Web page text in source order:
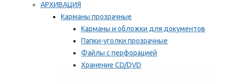
АРХИВАЦИЯ
Карманы прозрачные
Карманы и обложки для документов
Папки-уголки прозрачные
Файлы с перфорацией
Хранение CD/DVD